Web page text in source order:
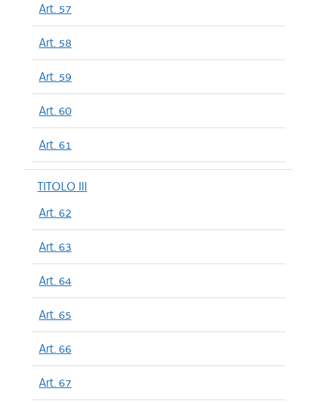
Art. 57
Art. 58
Art. 59
Art. 60
Art. 61
TITOLO III
Art. 62
Art. 63
Art. 64
Art. 65
Art. 66
Art. 67